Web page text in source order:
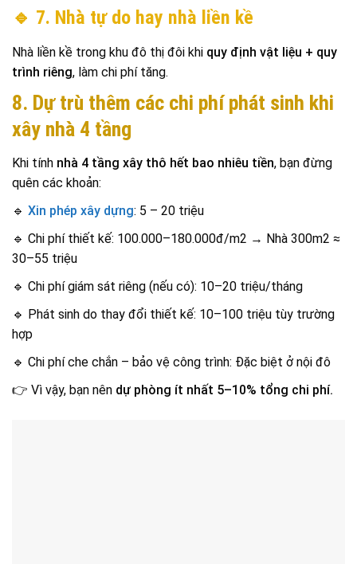
🔹 7. Nhà tự do hay nhà liền kề
Nhà liền kề trong khu đô thị đôi khi quy định vật liệu + quy
trình riêng, làm chi phí tăng.
8. Dự trù thêm các chi phí phát sinh khi
xây nhà 4 tầng
Khi tính nhà 4 tầng xây thô hết bao nhiêu tiền, bạn đừng
quên các khoản:
🔹 Xin phép xây dựng: 5 – 20 triệu
🔹 Chi phí thiết kế: 100.000–180.000đ/m2 → Nhà 300m2 ≈
30–55 triệu
🔹 Chi phí giám sát riêng (nếu có): 10–20 triệu/tháng
🔹 Phát sinh do thay đổi thiết kế: 10–100 triệu tùy trường
hợp
🔹 Chi phí che chắn – bảo vệ công trình: Đặc biệt ở nội đô
👉 Vì vậy, bạn nên dự phòng ít nhất 5–10% tổng chi phí.